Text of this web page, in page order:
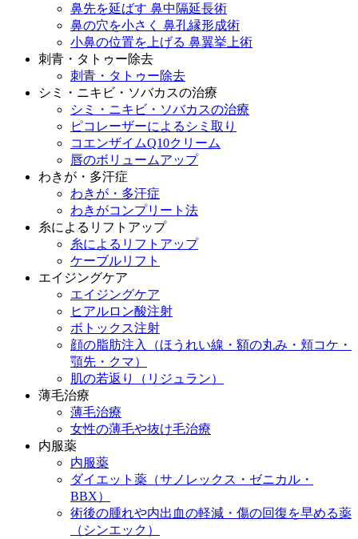
鼻先を延ばす 鼻中隔延長術
鼻の穴を小さく 鼻孔縁形成術
小鼻の位置を上げる 鼻翼挙上術
刺青・タトゥー除去
刺青・タトゥー除去
シミ・ニキビ・ソバカスの治療
シミ・ニキビ・ソバカスの治療
ピコレーザーによるシミ取り
コエンザイムQ10クリーム
唇のボリュームアップ
わきが・多汗症
わきが・多汗症
わきがコンプリート法
糸によるリフトアップ
糸によるリフトアップ
ケーブルリフト
エイジングケア
エイジングケア
ヒアルロン酸注射
ボトックス注射
顔の脂肪注入（ほうれい線・額の丸み・頬コケ・
顎先・クマ）
肌の若返り（リジュラン）
薄毛治療
薄毛治療
女性の薄毛や抜け毛治療
内服薬
内服薬
ダイエット薬（サノレックス・ゼニカル・
BBX）
術後の腫れや内出血の軽減・傷の回復を早める薬
（シンエック）